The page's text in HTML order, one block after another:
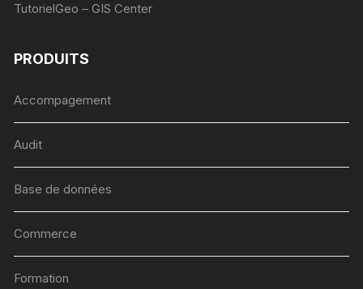
TutorielGeo – GIS Center
PRODUITS
Accompagement
Audit
Base de données
Commerce
Formation